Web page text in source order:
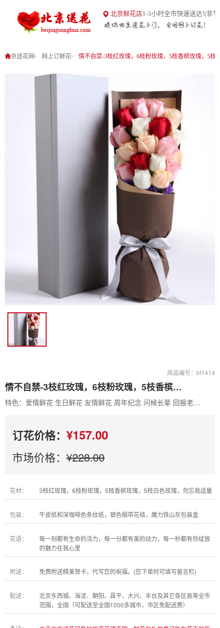
北京送花网
北京鲜花店1-3小时全市快速送达!(非
北京送花网 网上订鲜花 情不自禁-3枝红玫瑰，6枝粉玫瑰，5枝香槟玫瑰，5枝
商品编号：bf1414
情不自禁-3枝红玫瑰，6枝粉玫瑰，5枝香槟玫瑰，5枝白色玫瑰礼盒
特色：爱情鲜花 生日鲜花 友情鲜花 周年纪念 问候长辈 回报老师 探病慰问 祝贺鲜花
订花价格： ¥157.00
市场价格： ¥228.00
花材： 3枝红玫瑰，6枝粉玫瑰，5枝香槟玫瑰，5枝白色玫瑰，勿忘我适量
包装： 牛皮纸和深咖啡色条纹纸，银色缎带花结，魔力铁山灰包装盒
花语：
每一刻都有生命的活力，每一分都有美的动力，每一秒都有你绽放
的魅力在我心里
附送： 免费附送精美贺卡，代写您的祝福。(您下单时可填写留言栏)
配送：
北京东西城、海淀、朝阳、昌平、大兴、丰台及其它各区县等全市
范围，全国（可配送至全国1000多城市，市区免配送费）